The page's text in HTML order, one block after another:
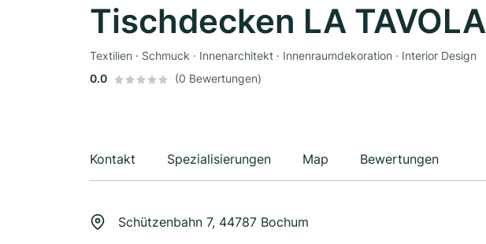
Tischdecken LA TAVOLA
Textilien · Schmuck · Innenarchitekt · Innenraumdekoration · Interior Design
0.0
(0 Bewertungen)
Kontakt Spezialisierungen Map Bewertungen
Schützenbahn 7, 44787 Bochum